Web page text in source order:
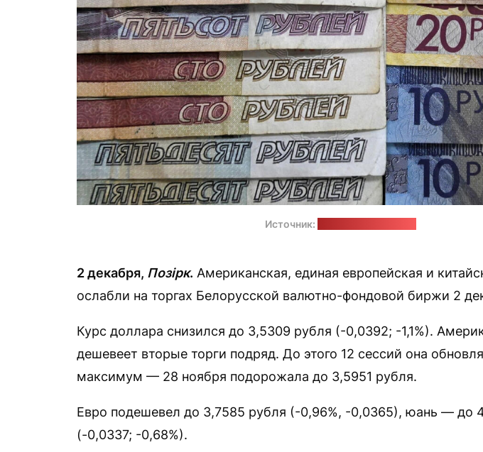
Источник:
2 декабря, Позірк. Американская, единая европейская и
ослабли на торгах Белорусской валютно-фондовой биржи 2
Курс доллара снизился до 3,5309 рубля (-0,0392; -1,1%).
дешевеет вторые торги подряд. До этого 12 сессий она
максимум — 28 ноября подорожала до 3,5951 рубля.
Евро подешевел до 3,7585 рубля (-0,96%, -0,0365), юань — до
(-0,0337; -0,68%).